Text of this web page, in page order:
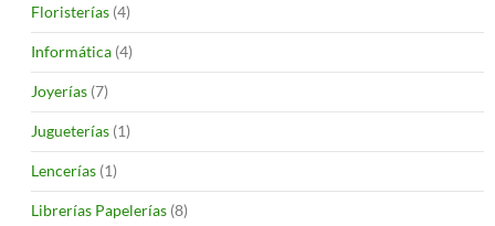
Floristerías (4)
Informática (4)
Joyerías (7)
Jugueterías (1)
Lencerías (1)
Librerías Papelerías (8)